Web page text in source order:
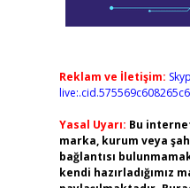
Reklam ve İletişim:
Yasal Uyarı: Bu
marka, kurum veya
bağlantısı
kendi hazırladığımız